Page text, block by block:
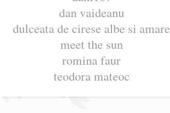
dan vaideanu
dulceata de cirese albe si amare
meet the sun
romina faur
teodora mateoc